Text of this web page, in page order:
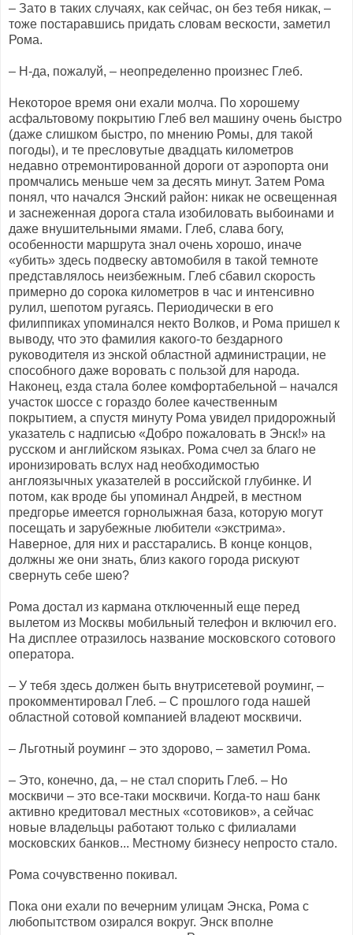
– Зато в таких случаях, как сейчас, он без тебя никак, –
тоже постаравшись придать словам вескости, заметил
Рома.
– Н-да, пожалуй, – неопределенно произнес Глеб.
Некоторое время они ехали молча. По хорошему
асфальтовому покрытию Глеб вел машину очень быстро
(даже слишком быстро, по мнению Ромы, для такой
погоды), и те пресловутые двадцать километров
недавно отремонтированной дороги от аэропорта они
промчались меньше чем за десять минут. Затем Рома
понял, что начался Энский район: никак не освещенная
и заснеженная дорога стала изобиловать выбоинами и
даже внушительными ямами. Глеб, слава богу,
особенности маршрута знал очень хорошо, иначе
«убить» здесь подвеску автомобиля в такой темноте
представлялось неизбежным. Глеб сбавил скорость
примерно до сорока километров в час и интенсивно
рулил, шепотом ругаясь. Периодически в его
филиппиках упоминался некто Волков, и Рома пришел к
выводу, что это фамилия какого-то бездарного
руководителя из энской областной администрации, не
способного даже воровать с пользой для народа.
Наконец, езда стала более комфортабельной – начался
участок шоссе с гораздо более качественным
покрытием, а спустя минуту Рома увидел придорожный
указатель с надписью «Добро пожаловать в Энск!» на
русском и английском языках. Рома счел за благо не
иронизировать вслух над необходимостью
англоязычных указателей в российской глубинке. И
потом, как вроде бы упоминал Андрей, в местном
предгорье имеется горнолыжная база, которую могут
посещать и зарубежные любители «экстрима».
Наверное, для них и расстарались. В конце концов,
должны же они знать, близ какого города рискуют
свернуть себе шею?
Рома достал из кармана отключенный еще перед
вылетом из Москвы мобильный телефон и включил его.
На дисплее отразилось название московского сотового
оператора.
– У тебя здесь должен быть внутрисетевой роуминг, –
прокомментировал Глеб. – С прошлого года нашей
областной сотовой компанией владеют москвичи.
– Льготный роуминг – это здорово, – заметил Рома.
– Это, конечно, да, – не стал спорить Глеб. – Но
москвичи – это все-таки москвичи. Когда-то наш банк
активно кредитовал местных «сотовиков», а сейчас
новые владельцы работают только с филиалами
московских банков... Местному бизнесу непросто стало.
Рома сочувственно покивал.
Пока они ехали по вечерним улицам Энска, Рома с
любопытством озирался вокруг. Энск вполне